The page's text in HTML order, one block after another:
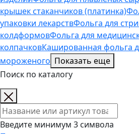
крышек стаканчиков (платинка)
упаковки лекарствФольга для
колдформовФольга для
колпачковКашированная фольга
мороженого Показать еще
Поиск по каталогу
Поиск товаров
Введите минимум 3 символа